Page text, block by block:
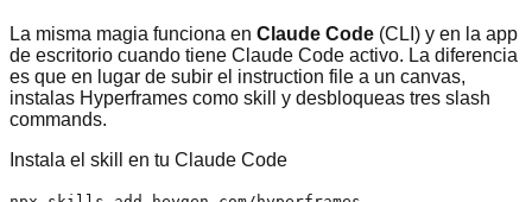
La misma magia funciona en Claude Code (CLI) y en la app
de escritorio cuando tiene Claude Code activo. La diferencia
es que en lugar de subir el instruction file a un canvas,
instalas Hyperframes como skill y desbloqueas tres slash
commands.
Instala el skill en tu Claude Code